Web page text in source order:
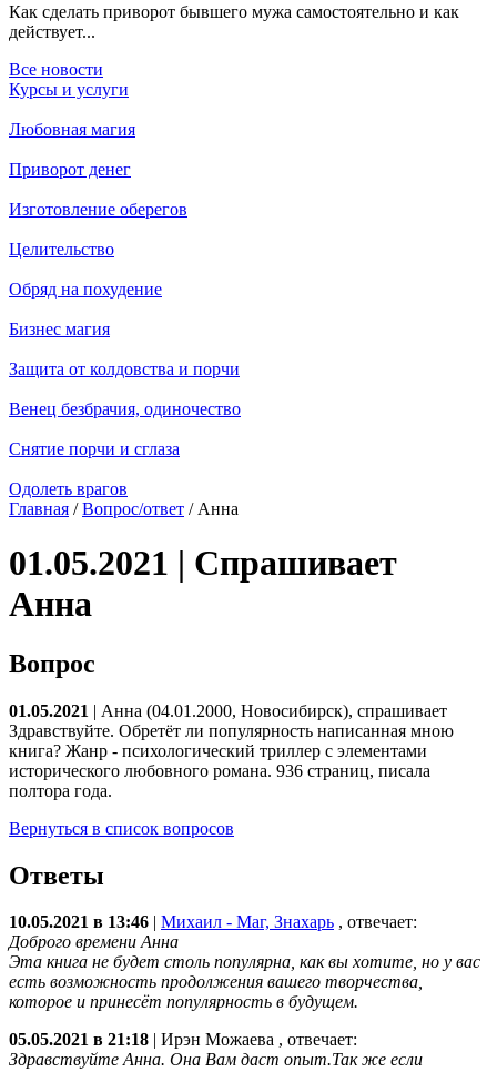
Как сделать приворот бывшего мужа самостоятельно и как
действует...
Все новости
Курсы и услуги
Любовная магия
Приворот денег
Изготовление оберегов
Целительство
Обряд на похудение
Бизнес магия
Защита от колдовства и порчи
Венец безбрачия, одиночество
Снятие порчи и сглаза
Одолеть врагов
Главная /Вопрос/ответ / Анна
01.05.2021 | Спрашивает
Анна
Вопрос
01.05.2021 | Анна (04.01.2000, Новосибирск), спрашивает
Здравствуйте. Обретёт ли популярность написанная мною
книга? Жанр - психологический триллер с элементами
исторического любовного романа. 936 страниц, писала
полтора года.
Вернуться в список вопросов
Ответы
10.05.2021 в 13:46 Михаил - Маг, Знахарь , отвечает:
Доброго времени Анна
Эта книга не будет столь популярна, как вы хотите, но у вас
есть возможность продолжения вашего творчества,
которое и принесёт популярность в будущем.
05.05.2021 в 21:18
Ирэн Можаева , отвечает:
Здравствуйте Анна. Она Вам даст опыт.Так же если